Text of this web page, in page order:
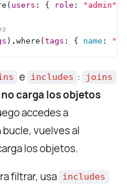
users : { role : "admin"
) . where( tags : { name :
e includes : joins
no carga los objetos
accedes a
vuelves al
los objetos.
filtrar, usa includes